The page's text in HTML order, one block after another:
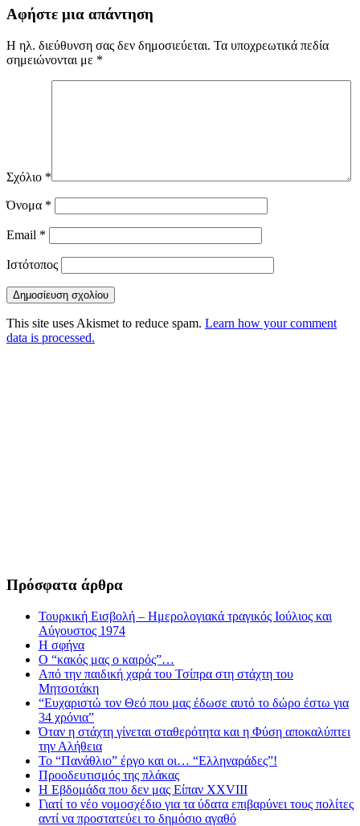
Αφήστε μια απάντηση
Η ηλ. διεύθυνση σας δεν δημοσιεύεται. Τα υποχρεωτικά πεδία
σημειώνονται με *
Σχόλιο *
Όνομα *
Email *
Ιστότοπος
This site uses Akismet to reduce spam. Learn how your comment
data is processed.
Πρόσφατα άρθρα
Τουρκική Εισβολή – Ημερολογιακά τραγικός Ιούλιος και
Αύγουστος 1974
Η σφήνα
Ο “κακός μας ο καιρός”…
Από την παιδική χαρά του Τσίπρα στη στάχτη του
Μητσοτάκη
“Ευχαριστώ τον Θεό που μας έδωσε αυτό το δώρο έστω για
34 χρόνια”
Όταν η στάχτη γίνεται σταθερότητα και η Φύση αποκαλύπτει
την Αλήθεια
Το “Πανάθλιο” έργο και οι… “Ελληναράδες”!
Προοδευτισμός της πλάκας
Η Εβδομάδα που δεν μας Είπαν XXVIII
Γιατί το νέο νομοσχέδιο για τα ύδατα επιβαρύνει τους πολίτες
αντί να προστατεύει το δημόσιο αγαθό